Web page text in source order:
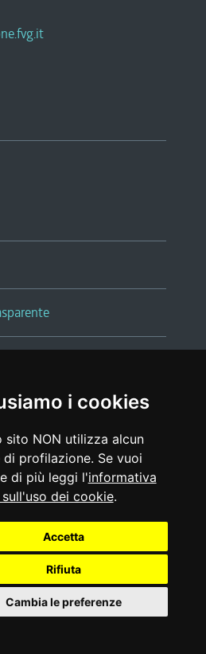
i cookies
sito NON utilizza alcun
profilazione. Se vuoi
di più leggi l'informativa
dei cookie.
Accetta
Rifiuta
Cambia le preferenze
legali |glossario
policy
|feedback
Realizzato da